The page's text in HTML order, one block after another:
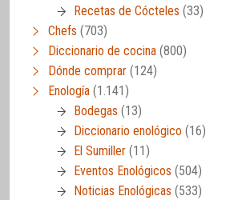
Recetas de Cócteles (33)
Chefs (703)
Diccionario de cocina (800)
Dónde comprar (124)
Enología (1.141)
Bodegas (13)
Diccionario enológico (16)
El Sumiller (11)
Eventos Enológicos (504)
Noticias Enológicas (533)